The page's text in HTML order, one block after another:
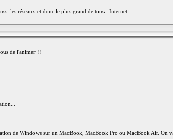
les réseaux et donc le plus grand de tous : Internet...
de l'animer !!
de Windows sur un MacBook, MacBook Pro ou MacBook Air. On